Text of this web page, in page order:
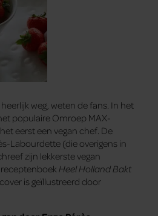
weg, weten de fans. In het
populaire Omroep MAX-
eerst een vegan chef. De
Labourdette (die overigens in
zijn lekkerste vegan
Heel Holland Bakt
is geïllustreerd door